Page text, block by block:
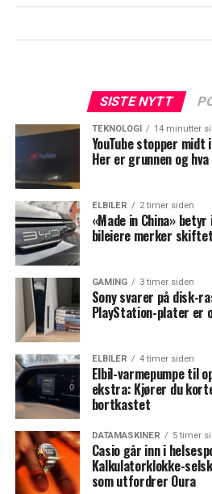
SISTE NYTT
TEKNOLOGI 14 minutter
YouTube stopper midt
Her er grunnen og
ELBILER 2 timer siden
«Made in China»
bileiere merker
GAMING 3 timer siden
Sony svarer på disk-
PlayStation-plater er
ELBILER 4 timer siden
Elbil-varmepumpe til
ekstra: Kjører du
bortkastet
DATAMASKINER 5 timer
Casio går inn i
Kalkulatorklokke-
som utfordrer Oura